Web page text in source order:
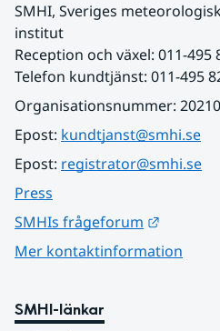
SMHI, Sveriges
institut
Reception och växel: 011-495
Telefon kundtjänst: 011-495
Organisationsnummer:
Epost: kundtjanst@smhi.se
Epost: registrator@smhi.se
Press
SMHIs frågeforum
Mer kontaktinformation
SMHI-länkar